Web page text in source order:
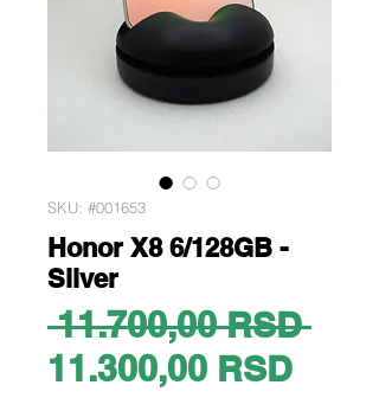
SKU: #001653
Honor X8 6/128GB -
Silver
11.700,00 RSD
11.300,00 RSDSale